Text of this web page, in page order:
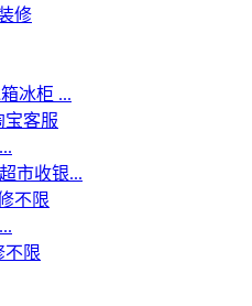
修
冰柜 ...
市收银...
不限